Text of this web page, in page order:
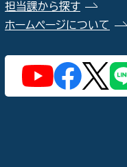
担当課から探す
ホームページについて